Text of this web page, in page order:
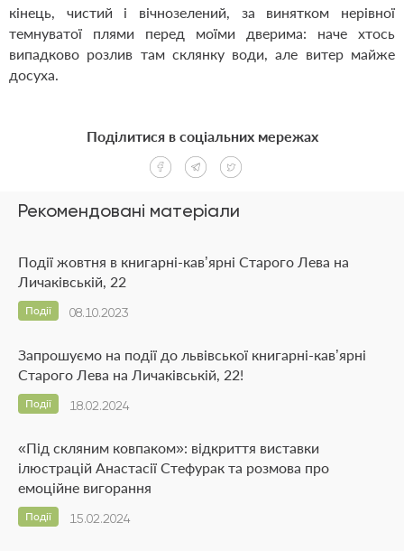
кінець, чистий і вічнозелений, за винятком нерівної
темнуватої плями перед моїми дверима: наче хтось
випадково розлив там склянку води, але витер майже
досуха.
Рекомендовані матеріали
Події жовтня в книгарні-кав’ярні Старого Лева на
Личаківській, 22
08.10.2023
Події
Запрошуємо на події до львівської книгарні-кав’ярні
Старого Лева на Личаківській, 22!
18.02.2024
Події
«Під скляним ковпаком»: відкриття виставки
ілюстрацій Анастасії Стефурак та розмова про
емоційне вигорання
15.02.2024
Події
Поділитися в соціальних мережах